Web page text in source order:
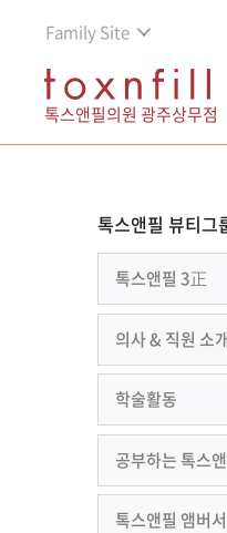
Family Site
톡스앤필의원 광주상무점
톡스앤필 뷰티그
톡스앤필 3正
의사 & 직원 소
학술활동
공부하는 톡스
톡스앤필 앰버